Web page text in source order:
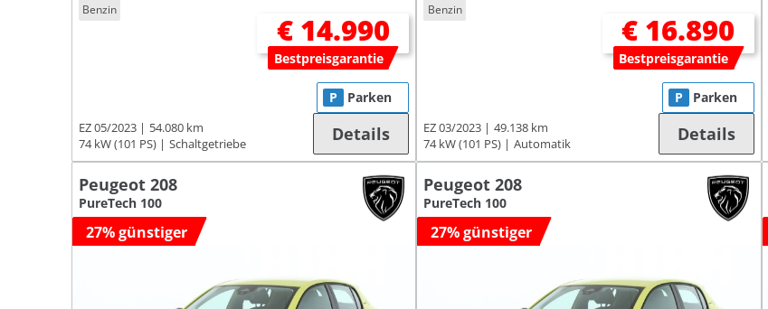
Benzin
€ 14.990
Bestpreisgarantie
EZ 05/2023
54.080 km
74 kW (101 PS)
Schaltgetriebe
P Parken
Details
Benzin
€ 16.890
Bestpreisgarantie
EZ 03/2023
49.138 km
74 kW (101 PS)
Automatik
P Parken
Details
Peugeot 208
PureTech 100
27% günstiger
Peugeot 208
PureTech 100
27% günstiger